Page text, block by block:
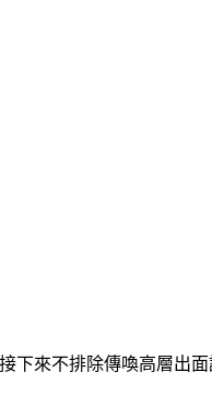
來不排除傳喚高層出面